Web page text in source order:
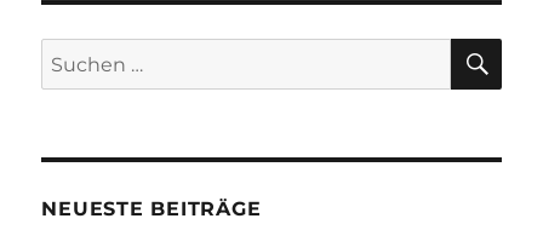
Suchen
nach:
NEUESTE BEITRÄGE